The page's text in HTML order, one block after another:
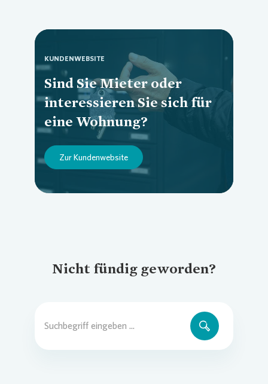
KUNDENWEBSITE
Sind Sie Mieter oder
interessieren Sie sich für
eine Wohnung?
Zur Kundenwebsite
Loading...
Nicht fündig geworden?